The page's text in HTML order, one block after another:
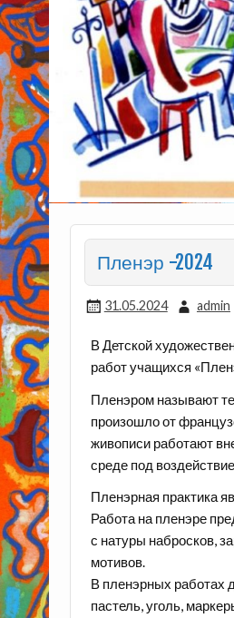
Пленэр -2024
31.05.2024 admin
В Детской
работ учащихся
Пленэром называют
произошло от
живописи работают
среде под
Пленэрная практика
Работа на пленэре
с натуры набросков,
мотивов.
В пленэрных работах
пастель, уголь,